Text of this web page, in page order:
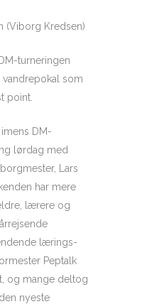
(Viborg Kredsen)
turneringen
som
point.
DM-
lørdag med
Lars
har mere
lærere og
lærings-
Peptalk
og mange deltog
nyeste